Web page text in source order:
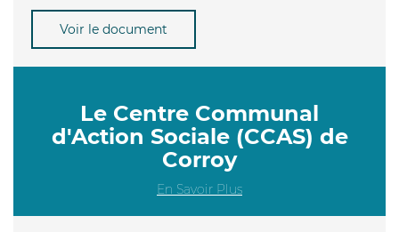
Voir le document
Le Centre Communal
d'Action Sociale (CCAS) de
Corroy
En Savoir Plus